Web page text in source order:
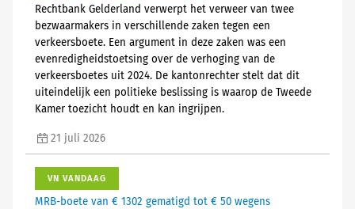
Rechtbank Gelderland verwerpt het verweer van twee
bezwaarmakers in verschillende zaken tegen een
verkeersboete. Een argument in deze zaken was een
evenredigheidstoetsing over de verhoging van de
verkeersboetes uit 2024. De kantonrechter stelt dat dit
uiteindelijk een politieke beslissing is waarop de Tweede
Kamer toezicht houdt en kan ingrijpen.
21 juli 2026
VN VANDAAG
MRB-boete van € 1302 gematigd tot € 50 wegens